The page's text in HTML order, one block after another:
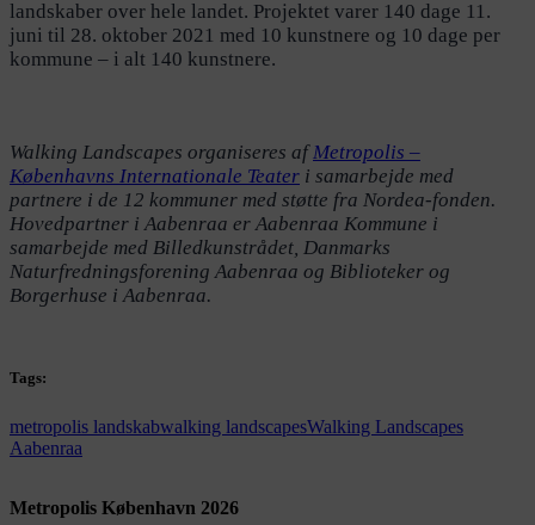
landskaber over hele landet. Projektet varer 140 dage 11.
juni til 28. oktober 2021 med 10 kunstnere og 10 dage per
kommune – i alt 140 kunstnere.
Walking Landscapes organiseres afMetropolis –
Københavns Internationale Teater i samarbejde med
partnere i de 12 kommuner med støtte fra Nordea-fonden.
Hovedpartner i Aabenraa er Aabenraa Kommune i
samarbejde med Billedkunstrådet, Danmarks
Naturfredningsforening Aabenraa og Biblioteker og
Borgerhuse i Aabenraa.
Tags:
metropolis landskabwalking landscapesWalking Landscapes
Aabenraa
Metropolis København 2026